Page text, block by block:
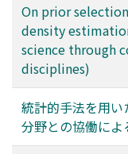
On prior
density
science through
disciplines)
統計的手法を用
分野との協働に